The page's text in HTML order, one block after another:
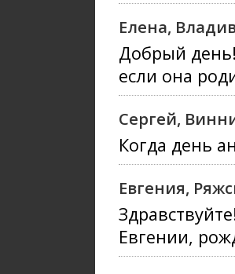
Елена,
Добрый
если она
Сергей,
Когда день
Евгения,
Евгении,